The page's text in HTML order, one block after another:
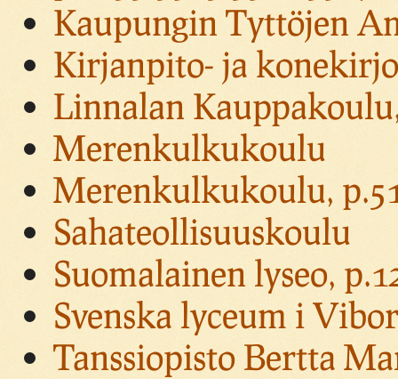
Kaupungin Tyttöjen
Kirjanpito- ja
Linnalan
Merenkulkukoulu
Merenkulkukoulu,
Sahateollisuuskoulu
Suomalainen lyseo,
Svenska lyceum i
Tanssiopisto Bertta